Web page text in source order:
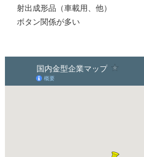
射出成形品（車載用、他）
ボタン関係が多い